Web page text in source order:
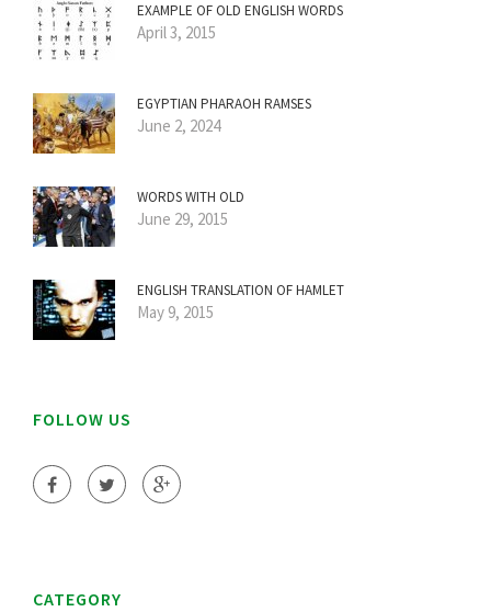
EXAMPLE OF OLD ENGLISH WORDS
April 3, 2015
EGYPTIAN PHARAOH RAMSES
June 2, 2024
WORDS WITH OLD
June 29, 2015
ENGLISH TRANSLATION OF HAMLET
May 9, 2015
FOLLOW US
CATEGORY